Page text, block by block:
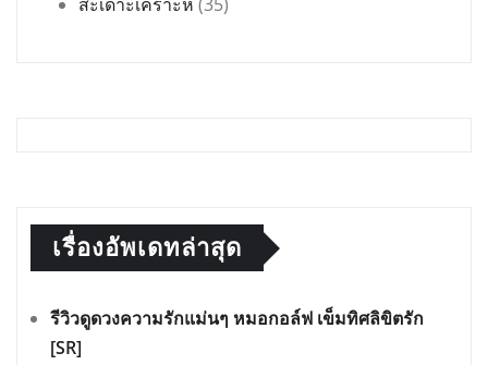
เรื่องอัพเดทล่าสุด
รีวิวดูดวงความรักแม่นๆ หมอกอล์ฟ เข็มทิศลิขิตรัก
[SR]